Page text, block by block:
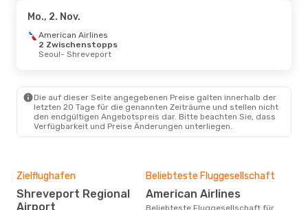
Do., 17. Sept.- Do., 24. Sept.
American Airlines
1 Zwischenstopp
1 Zwischenstopp
Shreveport- Dublin
Mo., 2. Nov.
American Airlines
2 Zwischenstopps
Seoul- Shreveport
Die auf dieser Seite angegebenen Preise galten innerhalb der
letzten 20 Tage für die genannten Zeiträume und stellen nicht
den endgültigen Angebotspreis dar. Bitte beachten Sie, dass
Verfügbarkeit und Preise Änderungen unterliegen.
Zielflughafen
Shreveport Regional
Airport
Beliebteste Fluggesellschaft
American Airlines
Beliebteste Fluggesellschaft für